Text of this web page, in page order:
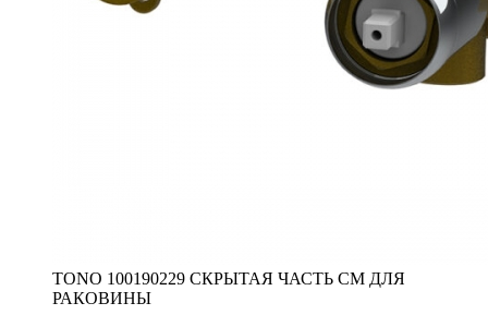
TONO 100190229 СКРЫТАЯ ЧАСТЬ СМ ДЛЯ
РАКОВИНЫ